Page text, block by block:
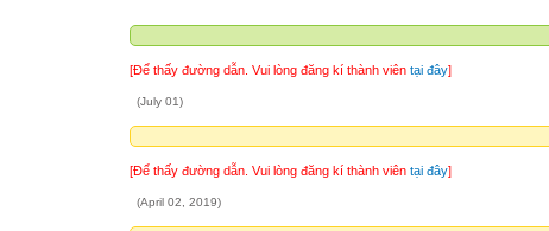
[Để thấy đường dẫn. Vui lòng đăng kí thành viêntại đây]
(July 01)
[Để thấy đường dẫn. Vui lòng đăng kí thành viêntại đây]
(April 02, 2019)